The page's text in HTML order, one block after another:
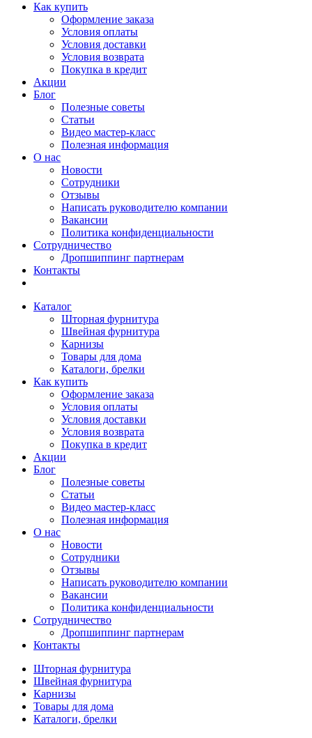
Как купить
Оформление заказа
Условия оплаты
Условия доставки
Условия возврата
Покупка в кредит
Акции
Блог
Полезные советы
Статьи
Видео мастер-класс
Полезная информация
О нас
Новости
Сотрудники
Отзывы
Написать руководителю компании
Вакансии
Политика конфиденциальности
Сотрудничество
Дропшиппинг партнерам
Контакты
Каталог
Шторная фурнитура
Швейная фурнитура
Карнизы
Товары для дома
Каталоги, брелки
Как купить
Оформление заказа
Условия оплаты
Условия доставки
Условия возврата
Покупка в кредит
Акции
Блог
Полезные советы
Статьи
Видео мастер-класс
Полезная информация
О нас
Новости
Сотрудники
Отзывы
Написать руководителю компании
Вакансии
Политика конфиденциальности
Сотрудничество
Дропшиппинг партнерам
Контакты
Шторная фурнитура
Швейная фурнитура
Карнизы
Товары для дома
Каталоги, брелки